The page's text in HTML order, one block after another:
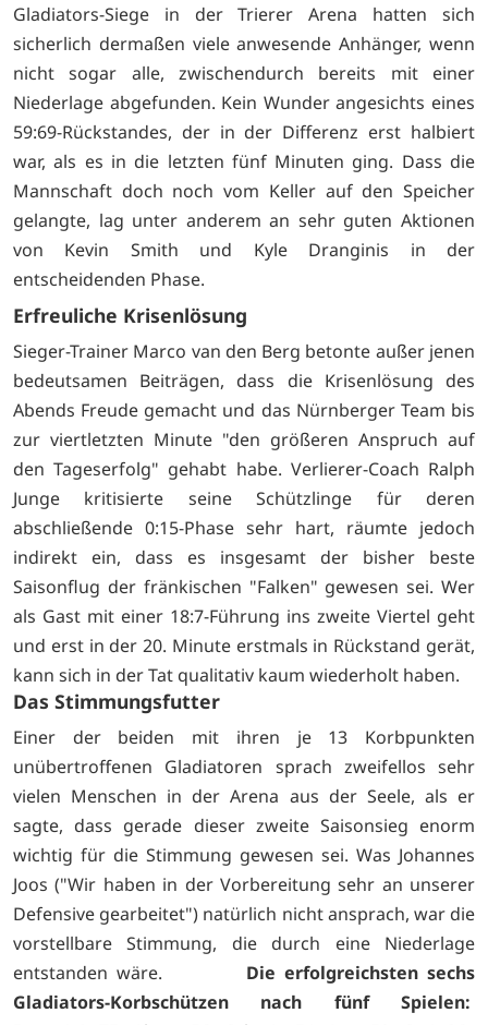
Gladiators-Siege in der Trierer Arena hatten sich
sicherlich dermaßen viele anwesende Anhänger, wenn
nicht sogar alle, zwischendurch bereits mit einer
Niederlage abgefunden. Kein Wunder angesichts eines
59:69-Rückstandes, der in der Differenz erst halbiert
war, als es in die letzten fünf Minuten ging. Dass die
Mannschaft doch noch vom Keller auf den Speicher
gelangte, lag unter anderem an sehr guten Aktionen
von Kevin Smith und Kyle Dranginis in der
entscheidenden Phase.
Erfreuliche Krisenlösung
Sieger-Trainer Marco van den Berg betonte außer jenen
bedeutsamen Beiträgen, dass die Krisenlösung des
Abends Freude gemacht und das Nürnberger Team bis
zur viertletzten Minute "den größeren Anspruch auf
den Tageserfolg" gehabt habe. Verlierer-Coach Ralph
Junge kritisierte seine Schützlinge für deren
abschließende 0:15-Phase sehr hart, räumte jedoch
indirekt ein, dass es insgesamt der bisher beste
Saisonflug der fränkischen "Falken" gewesen sei. Wer
als Gast mit einer 18:7-Führung ins zweite Viertel geht
und erst in der 20. Minute erstmals in Rückstand gerät,
kann sich in der Tat qualitativ kaum wiederholt haben.
Das Stimmungsfutter
Einer der beiden mit ihren je 13 Korbpunkten
unübertroffenen Gladiatoren sprach zweifellos sehr
vielen Menschen in der Arena aus der Seele, als er
sagte, dass gerade dieser zweite Saisonsieg enorm
wichtig für die Stimmung gewesen sei. Was Johannes
Joos ("Wir haben in der Vorbereitung sehr an unserer
Defensive gearbeitet") natürlich nicht ansprach, war die
vorstellbare Stimmung, die durch eine Niederlage
entstanden wäre. Die erfolgreichsten sechs
Gladiators-Korbschützen nach fünf Spielen: